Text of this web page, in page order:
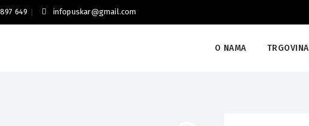
649 infopuskar@gmail.com
O NAMA TRGOVINA